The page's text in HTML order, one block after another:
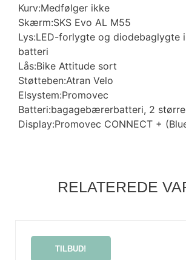
Kurv:Medfølger ikke
Skærm:SKS Evo AL M55
Lys:LED-forlygte og diodebaglygte
batteri
Lås:Bike Attitude sort
Støtteben:Atran Velo
Elsystem:Promovec
Batteri:bagagebærerbatteri, 2
Display:Promovec CONNECT +
RELATEREDE
TILBUD!